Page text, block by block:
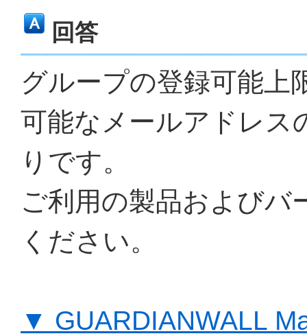
回答
グループの登録可能上
可能なメールアドレス
りです。
ご利用の製品およびバ
ください。
▼ GUARDIANWALL